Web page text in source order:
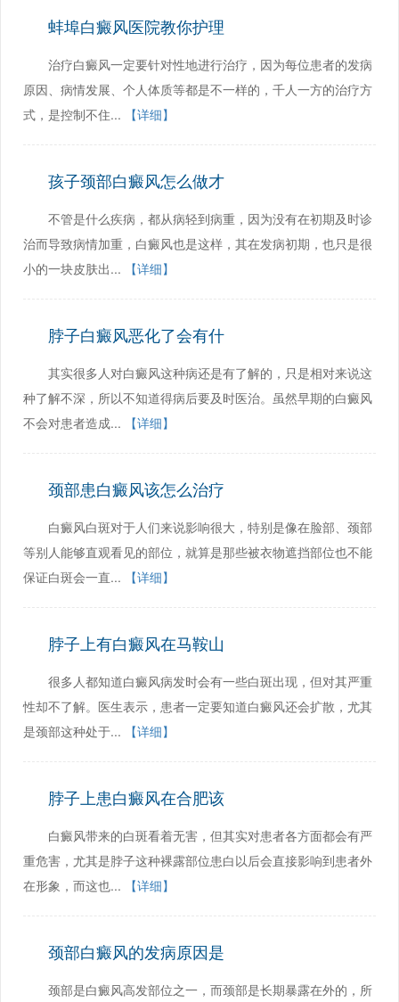
蚌埠白癜风医院教你护理
治疗白癜风一定要针对性地进行治疗，因为每位患者的发病
原因、病情发展、个人体质等都是不一样的，千人一方的治疗方
式，是控制不住...
【详细】
孩子颈部白癜风怎么做才
不管是什么疾病，都从病轻到病重，因为没有在初期及时诊
治而导致病情加重，白癜风也是这样，其在发病初期，也只是很
小的一块皮肤出...
【详细】
脖子白癜风恶化了会有什
其实很多人对白癜风这种病还是有了解的，只是相对来说这
种了解不深，所以不知道得病后要及时医治。虽然早期的白癜风
不会对患者造成...
【详细】
颈部患白癜风该怎么治疗
白癜风白斑对于人们来说影响很大，特别是像在脸部、颈部
等别人能够直观看见的部位，就算是那些被衣物遮挡部位也不能
保证白斑会一直...
【详细】
脖子上有白癜风在马鞍山
很多人都知道白癜风病发时会有一些白斑出现，但对其严重
性却不了解。医生表示，患者一定要知道白癜风还会扩散，尤其
是颈部这种处于...
【详细】
脖子上患白癜风在合肥该
白癜风带来的白斑看着无害，但其实对患者各方面都会有严
重危害，尤其是脖子这种裸露部位患白以后会直接影响到患者外
在形象，而这也...
【详细】
颈部白癜风的发病原因是
颈部是白癜风高发部位之一，而颈部是长期暴露在外的，所